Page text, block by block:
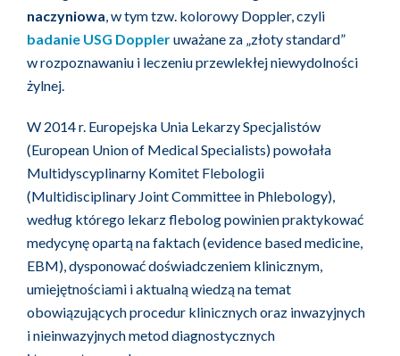
naczyniowa, w tym tzw. kolorowy Doppler, czyli
badanie USG Doppleruważane za „złoty standard”
w rozpoznawaniu i leczeniu przewlekłej niewydolności
żylnej.
W 2014 r. Europejska Unia Lekarzy Specjalistów
(European Union of Medical Specialists) powołała
Multidyscyplinarny Komitet Flebologii
(Multidisciplinary Joint Committee in Phlebology),
według którego lekarz flebolog powinien praktykować
medycynę opartą na faktach (evidence based medicine,
EBM), dysponować doświadczeniem klinicznym,
umiejętnościami i aktualną wiedzą na temat
obowiązujących procedur klinicznych oraz inwazyjnych
i nieinwazyjnych metod diagnostycznych